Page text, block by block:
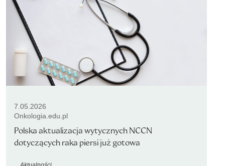
7.05.2026
Onkologia.edu.pl
Polska aktualizacja wytycznych NCCN
dotyczących raka piersi już gotowa